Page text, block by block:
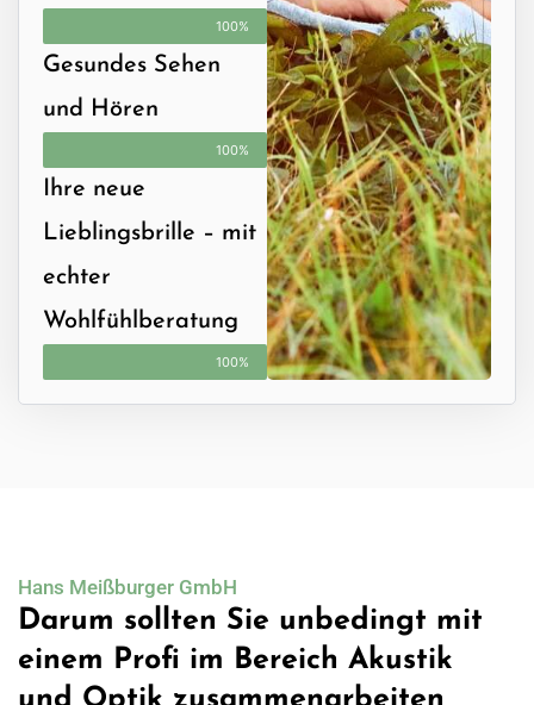
100%
Gesundes Sehen
und Hören
100%
Ihre neue
Lieblingsbrille – mit
echter
Wohlfühlberatung
100%
Hans Meißburger GmbH
Darum sollten Sie unbedingt mit
einem Profi im Bereich Akustik